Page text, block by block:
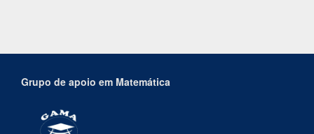
Grupo de apoio em Matemática